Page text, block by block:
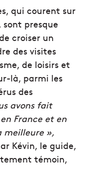
qui courent sur
presque
croiser un
des visites
de loisirs et
là, parmi les
des
avons fait
France et en
meilleure »,
Kévin, le guide,
témoin,